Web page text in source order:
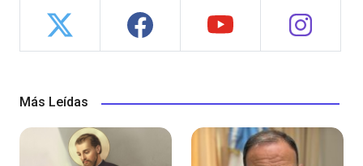
Más Leídas